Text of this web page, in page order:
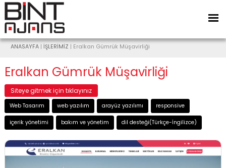
ANASAYFA | İŞLERİMİZ | Eralkan Gümrük Müşavirliği
Eralkan Gümrük Müşavirliği
Siteye gitmek için tıklayınız
Web Tasarım web yazılım arayüz yazılımı responsive
içerik yönetimi bakım ve yönetim dil desteği(Türkçe-İngilizce)